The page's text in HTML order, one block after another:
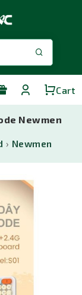
Cart
Newmen
› Newmen